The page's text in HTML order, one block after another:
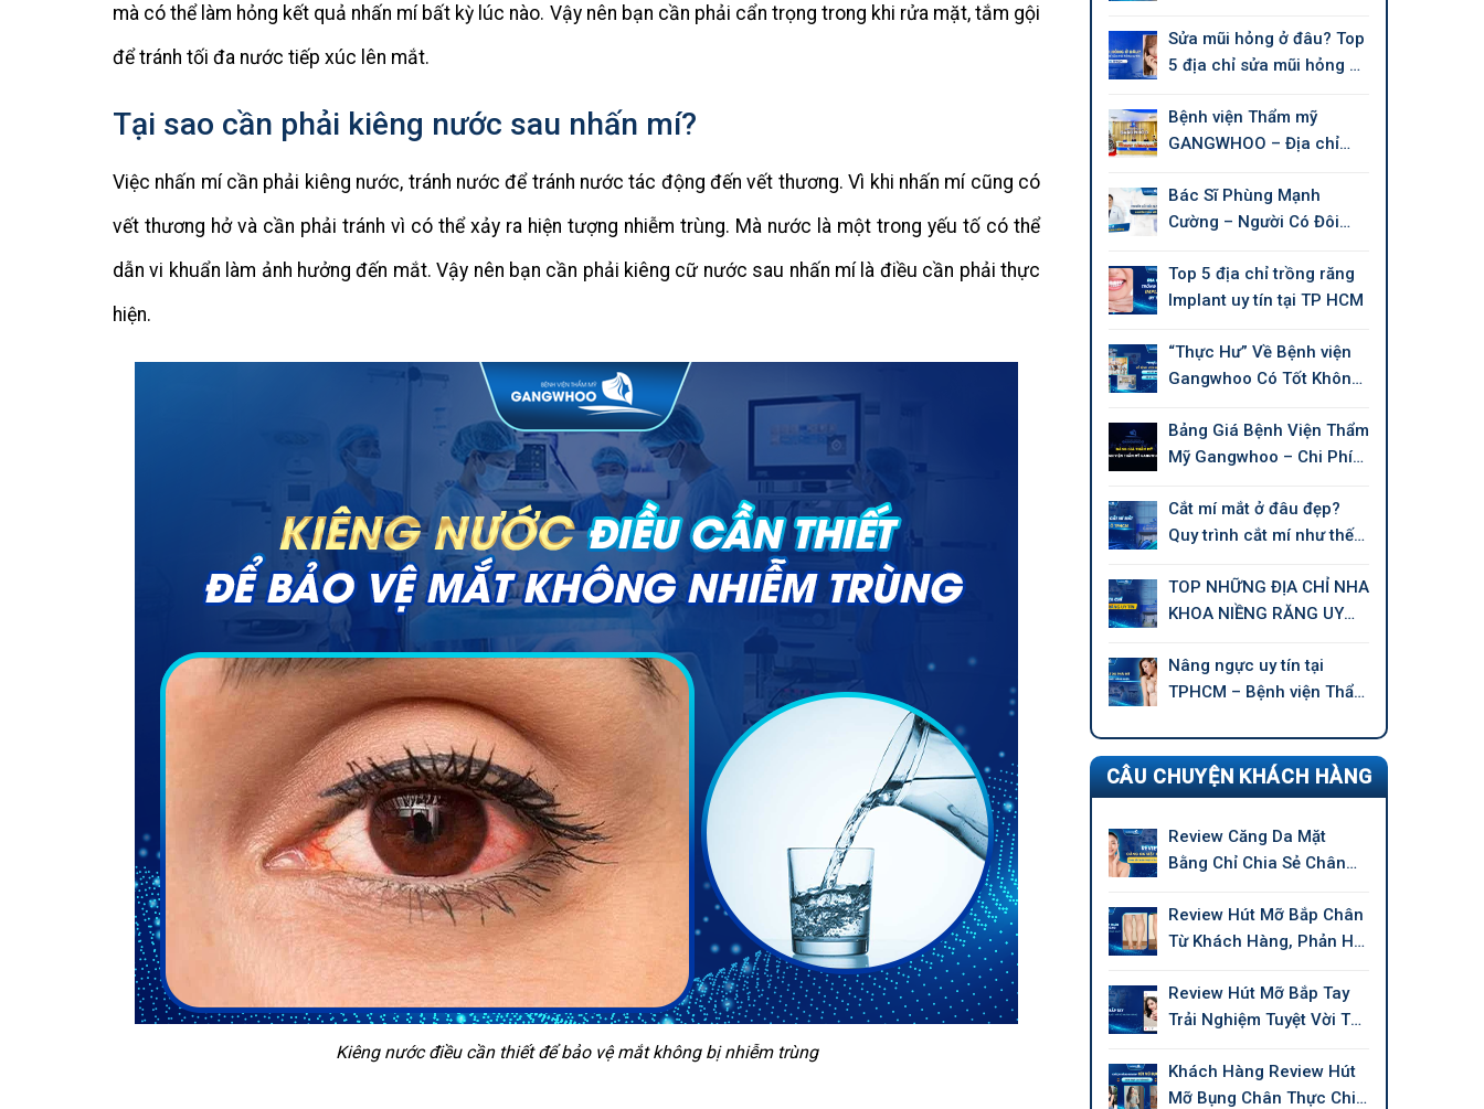
mà có thể làm hỏng kết quả nhấn mí bất kỳ lúc nào. Vậy nên bạn cần phải cẩn trọng trong khi rửa mặt, tắm gội
để tránh tối đa nước tiếp xúc lên mắt.
Tại sao cần phải kiêng nước sau nhấn mí?
Việc nhấn mí cần phải kiêng nước, tránh nước để tránh nước tác động đến vết thương. Vì khi nhấn mí cũng có
vết thương hở và cần phải tránh vì có thể xảy ra hiện tượng nhiễm trùng. Mà nước là một trong yếu tố có thể
dẫn vi khuẩn làm ảnh hưởng đến mắt. Vậy nên bạn cần phải kiêng cữ nước sau nhấn mí là điều cần phải thực
hiện.
Kiêng nước điều cần thiết để bảo vệ mắt không bị nhiễm trùng
Sửa mũi hỏng ở đâu? Top
5 địa chỉ sửa mũi hỏng uy
Bệnh viện Thẩm mỹ
GANGWHOO – Địa chỉ
Bác Sĩ Phùng Mạnh
Cường – Người Có Đôi
Mỹ Làm Đẹp
Top 5 địa chỉ trồng răng
Implant uy tín tại TP HCM
“Thực Hư” Về Bệnh viện
Gangwhoo Có Tốt Không,
Bảng Giá Bệnh Viện Thẩm
Mỹ Gangwhoo – Chi Phí
Cắt mí mắt ở đâu đẹp?
Quy trình cắt mí như thế
TOP NHỮNG ĐỊA CHỈ NHA
KHOA NIỀNG RĂNG UY
Nâng ngực uy tín tại
TPHCM – Bệnh viện Thẩm
CÂU CHUYỆN KHÁCH HÀNG
Review Căng Da Mặt
Bằng Chỉ Chia Sẻ Chân
Review Hút Mỡ Bắp Chân
Từ Khách Hàng, Phản Hồi
Review Hút Mỡ Bắp Tay
Trải Nghiệm Tuyệt Vời Từ
Khách Hàng Review Hút
Mỡ Bụng Chân Thực Chi